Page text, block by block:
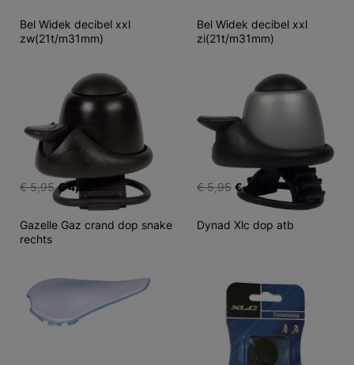
Bel Widek decibel xxl
zw(21t/m31mm)
€ 5,95 € 4,95
Bel Widek decibel xxl
zi(21t/m31mm)
€ 5,95 € 4,95
Gazelle Gaz crand dop snake
rechts
Dynad Xlc dop atb